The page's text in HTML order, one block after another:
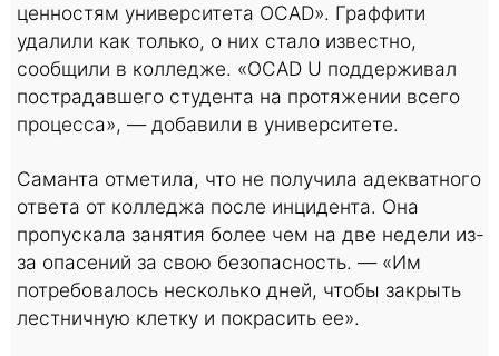
ценностям университета OCAD». Граффити
удалили как только, о них стало известно,
сообщили в колледже. «OCAD U поддерживал
пострадавшего студента на протяжении всего
процесса», — добавили в университете.
Саманта отметила, что не получила адекватного
ответа от колледжа после инцидента. Она
пропускала занятия более чем на две недели из-
за опасений за свою безопасность. — «Им
потребовалось несколько дней, чтобы закрыть
лестничную клетку и покрасить ее».